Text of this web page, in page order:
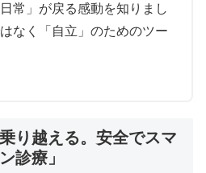
常」が戻る感動を知りまし
なく「自立」のためのツー
り越える。安全でスマ
診療」